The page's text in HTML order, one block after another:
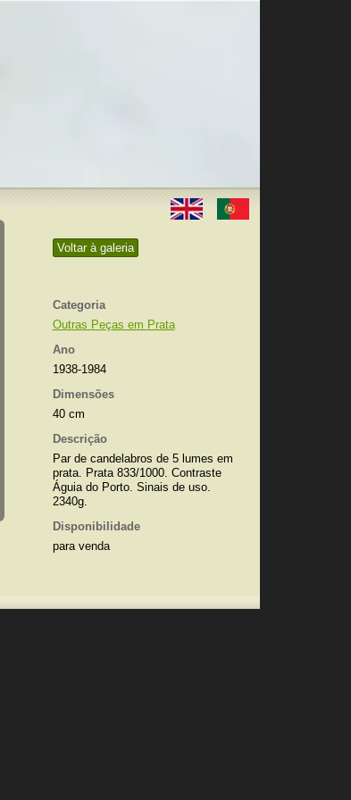
Voltar à galeria
Categoria
Outras Peças em Prata
Ano
1938-1984
Dimensões
40 cm
Descrição
Par de candelabros de 5 lumes em
prata. Prata 833/1000. Contraste
Águia do Porto. Sinais de uso.
2340g.
Disponibilidade
para venda